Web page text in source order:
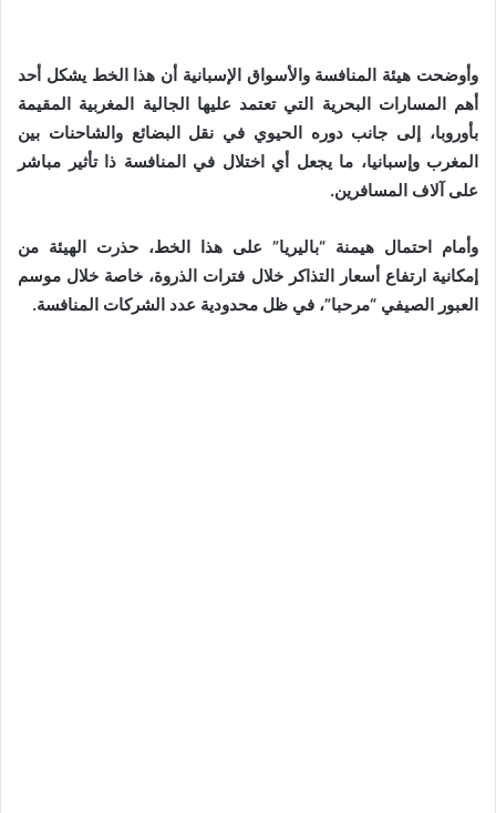
وأوضحت هيئة المنافسة والأسواق الإسبانية أن هذا الخط يشكل أحد
أهم المسارات البحرية التي تعتمد عليها الجالية المغربية المقيمة
بأوروبا، إلى جانب دوره الحيوي في نقل البضائع والشاحنات بين
المغرب وإسبانيا، ما يجعل أي اختلال في المنافسة ذا تأثير مباشر
على آلاف المسافرين.
وأمام احتمال هيمنة “باليريا” على هذا الخط، حذرت الهيئة من
إمكانية ارتفاع أسعار التذاكر خلال فترات الذروة، خاصة خلال موسم
العبور الصيفي “مرحبا”، في ظل محدودية عدد الشركات المنافسة.